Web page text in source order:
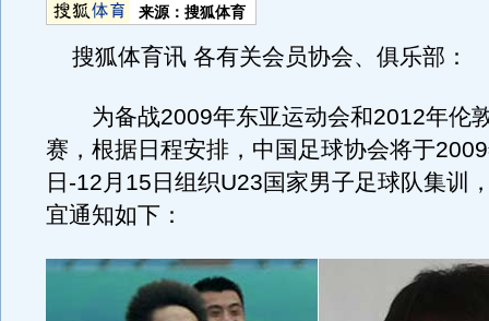
来源： 搜狐体育
搜狐体育讯 各有关会员协会、俱乐部：
为备战2009年东亚运动会和2012年伦
赛，根据日程安排，中国足球协会将于
日-12月15日组织U23国家男子足球队集训
宜通知如下：